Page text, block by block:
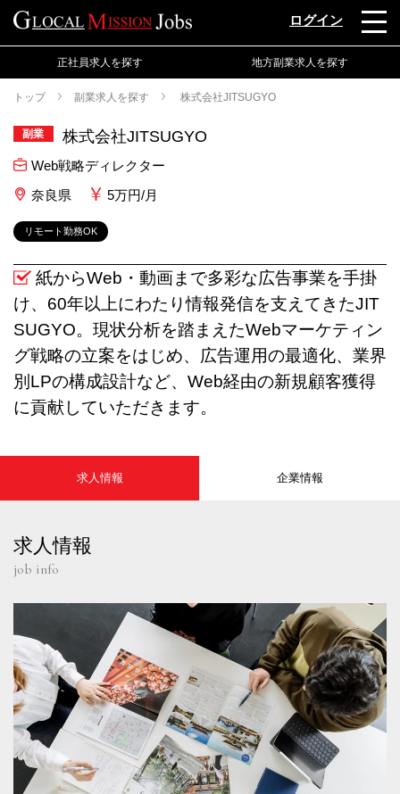
ログイン
正社員求人を探す 地方副業求人を探す
トップ 副業求人を探す 株式会社JITSUGYO
副業 株式会社JITSUGYO
Web戦略ディレクター
奈良県
5万円/月
リモート勤務OK
紙からWeb・動画まで多彩な広告事業を手掛
け、60年以上にわたり情報発信を支えてきたJIT
SUGYO。現状分析を踏まえたWebマーケティン
グ戦略の立案をはじめ、広告運用の最適化、業界
別LPの構成設計など、Web経由の新規顧客獲得
に貢献していただきます。
求人情報 企業情報
求人情報
job info